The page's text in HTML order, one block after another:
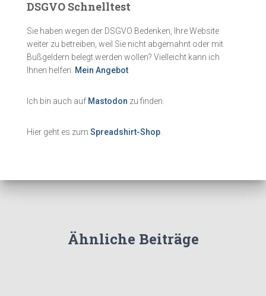
DSGVO Schnelltest
Sie haben wegen der DSGVO Bedenken, Ihre Website
weiter zu betreiben, weil Sie nicht abgemahnt oder mit
Bußgeldern belegt werden wollen? Vielleicht kann ich
Ihnen helfen. Mein Angebot
Ich bin auch auf Mastodon zu finden.
Hier geht es zum Spreadshirt-Shop.
Ähnliche Beiträge